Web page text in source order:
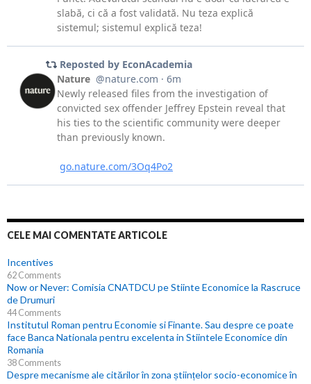
CELE MAI COMENTATE ARTICOLE
Incentives
62 Comments
Now or Never: Comisia CNATDCU pe Stiinte Economice la Rascruce
de Drumuri
44 Comments
Institutul Roman pentru Economie si Finante. Sau despre ce poate
face Banca Nationala pentru excelenta in Stiintele Economice din
Romania
38 Comments
Despre mecanisme ale citărilor în zona științelor socio-economice în